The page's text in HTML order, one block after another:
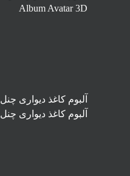
Album Avatar 3D
آلبوم کاغذ دیواری چنل Wallpaper Album Chanel
آلبوم کاغذ دیواری چنل Wallpaper Album Chanel